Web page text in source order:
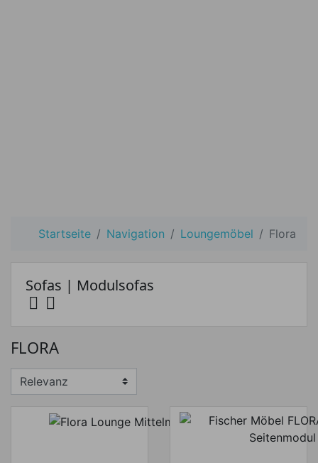
Startseite Navigation Loungemöbel Flora
Preis von
Sofas | Modulsofas
 
FLORA